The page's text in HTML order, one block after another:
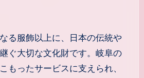
る服飾以上に、日本の伝統や
ぐ大切な文化財です。岐阜の
もったサービスに支えられ、